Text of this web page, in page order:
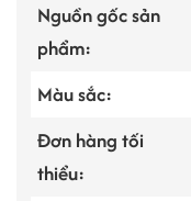
Nguồn gốc sản
phẩm:
Màu sắc:
Đơn hàng tối
thiểu: